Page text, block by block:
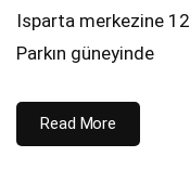
Isparta merkezine
Parkın güneyinde
Read More